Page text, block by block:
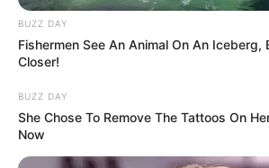
BUZZ DAY
Fishermen See An Animal On An Iceberg,
Closer!
BUZZ DAY
She Chose To Remove The Tattoos On
Now